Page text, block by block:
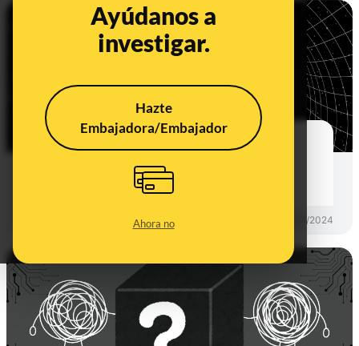
Ayúdanos a
investigar.
Hazte
Embajadora/Embajador
Ahora no
¿Cómo se usan los patrones
adictivos para recoger nuestros
datos personales?
17/07/2024